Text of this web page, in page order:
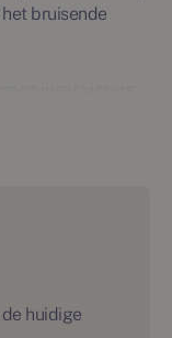
bruisende
betekent het:
50–70 m²)
(ongeveer 54–
huidige